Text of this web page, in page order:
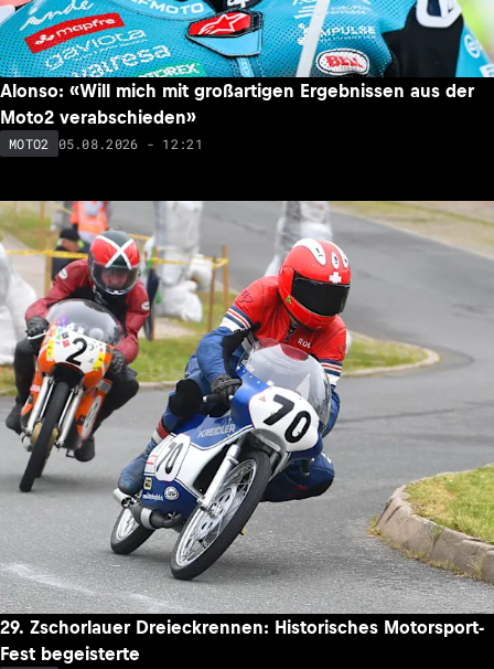
Alonso: «Will mich mit großartigen Ergebnissen aus der
Moto2 verabschieden»
MOTO2 05.08.2026 - 12:21
29. Zschorlauer Dreieckrennen: Historisches Motorsport-
Fest begeisterte